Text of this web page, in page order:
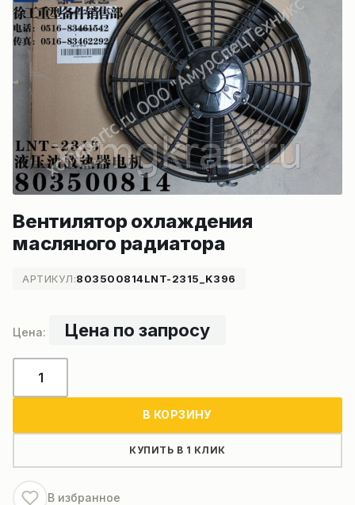
Вентилятор охлаждения
масляного радиатора
АРТИКУЛ:803500814LNT-2315_K396
Цена по запросу
товара
радиатора
В КОРЗИНУ
КУПИТЬ В 1 КЛИК
В избранное